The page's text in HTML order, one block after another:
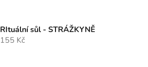
RItuální sůl - STRÁŽKYNĚ
155 Kč